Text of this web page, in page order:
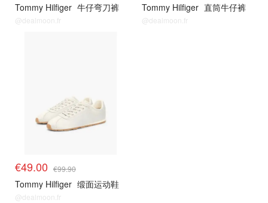
Tommy Hilfiger 牛仔弯刀裤
@dealmoon.fr
Tommy Hilfiger 直筒牛仔裤
@dealmoon.fr
€49.00 €99.90
Tommy Hilfiger 缎面运动鞋
@dealmoon.fr